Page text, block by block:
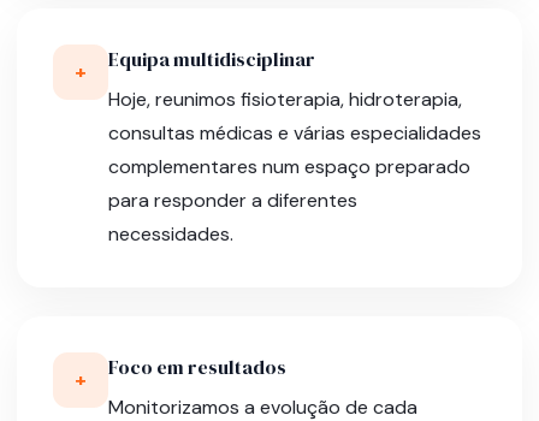
+ Equipa multidisciplinar
Hoje, reunimos fisioterapia, hidroterapia,
consultas médicas e várias especialidades
complementares num espaço preparado
para responder a diferentes
necessidades.
+ Foco em resultados
Monitorizamos a evolução de cada